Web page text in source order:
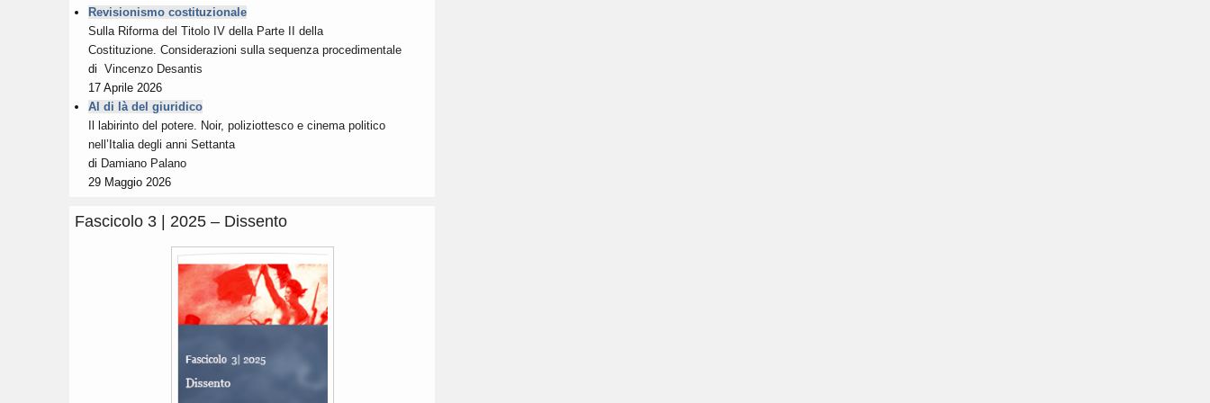
Revisionismo costituzionale
Sulla Riforma del Titolo IV della Parte II della
Costituzione. Considerazioni sulla sequenza procedimentale
di Vincenzo Desantis
17 Aprile 2026
Al di là del giuridico
Il labirinto del potere. Noir, poliziottesco e cinema politico
nell’Italia degli anni Settanta
di Damiano Palano
29 Maggio 2026
Fascicolo 3 | 2025 – Dissento